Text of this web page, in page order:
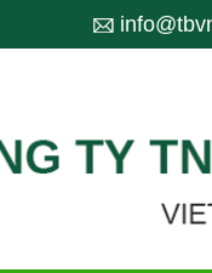
trung tam gia cong, ttgc,
making machine, dây